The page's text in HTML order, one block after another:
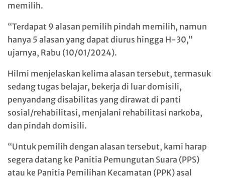
memilih.
“Terdapat 9 alasan pemilih pindah memilih, namun
hanya 5 alasan yang dapat diurus hingga H-30,”
ujarnya, Rabu (10/01/2024).
Hilmi menjelaskan kelima alasan tersebut, termasuk
sedang tugas belajar, bekerja di luar domisili,
penyandang disabilitas yang dirawat di panti
sosial/rehabilitasi, menjalani rehabilitasi narkoba,
dan pindah domisili.
“Untuk pemilih dengan alasan tersebut, kami harap
segera datang ke Panitia Pemungutan Suara (PPS)
atau ke Panitia Pemilihan Kecamatan (PPK) asal